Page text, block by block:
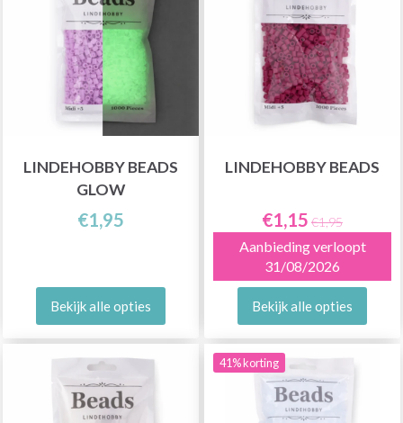
LINDEHOBBY BEADS
GLOW
€1,95
Bekijk alle opties
LINDEHOBBY BEADS
€1,15 €1,95
Aanbieding verloopt
31/08/2026
Bekijk alle opties
41% korting